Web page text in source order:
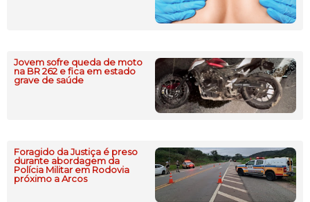
Jovem sofre queda de moto
na BR 262 e fica em estado
grave de saúde
Foragido da Justiça é preso
durante abordagem da
Polícia Militar em Rodovia
próximo a Arcos